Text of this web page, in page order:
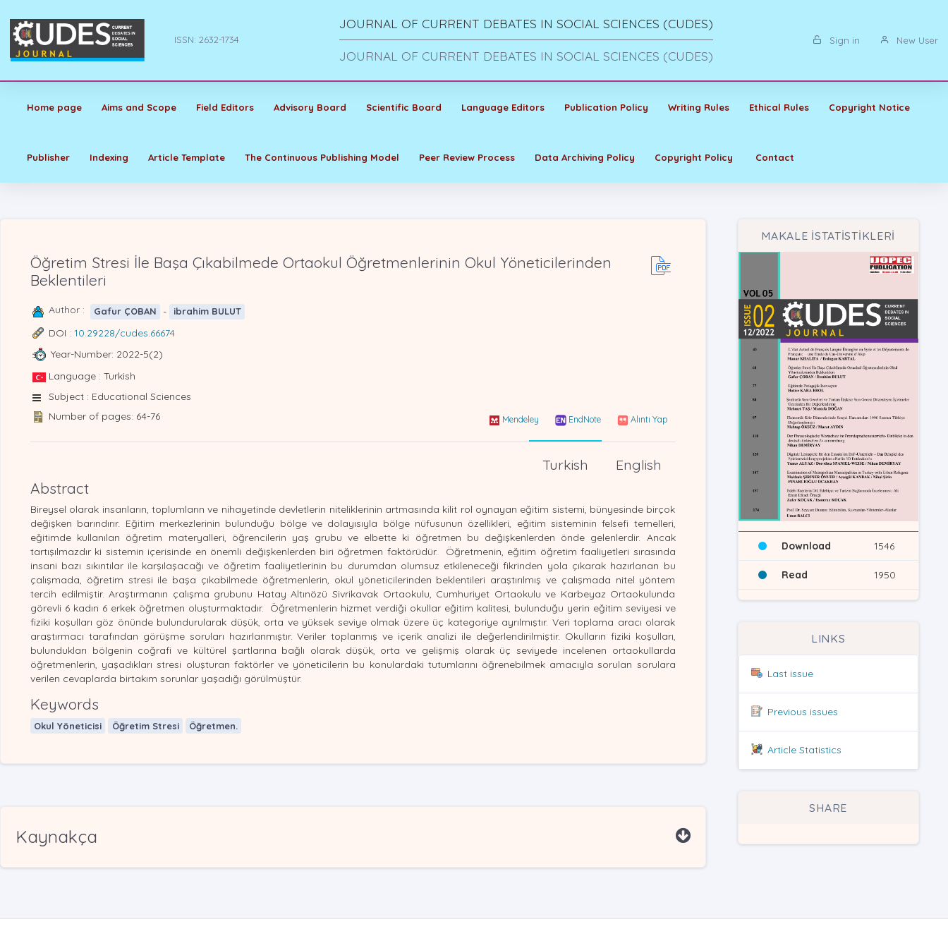
ISSN: 2632-1734
JOURNAL OF CURRENT DEBATES IN SOCIAL SCIENCES (CUDES)
JOURNAL OF CURRENT DEBATES IN SOCIAL SCIENCES (CUDES)
Sign in New User
Home page Aims and Scope Field Editors Advisory Board Scientific Board Language Editors Publication Policy Writing Rules Ethical Rules Copyright Notice
Publisher Indexing Article Template The Continuous Publishing Model Peer Review Process Data Archiving Policy Copyright Policy Contact
Öğretim Stresi İle Başa Çıkabilmede Ortaokul Öğretmenlerinin Okul Yöneticilerinden
Beklentileri
Author : Gafur ÇOBAN - ibrahim BULUT
DOI : 10.29228/cudes.66674
Year-Number: 2022-5(2)
Language : Turkish
Subject : Educational Sciences
Number of pages: 64-76
Mendeley EndNote Alıntı Yap
English
Turkish
Abstract
Bireysel olarak insanların, toplumların ve nihayetinde devletlerin niteliklerinin artmasında kilit rol oynayan eğitim sistemi, bünyesinde birçok
değişken barındırır. Eğitim merkezlerinin bulunduğu bölge ve dolayısıyla bölge nüfusunun özellikleri, eğitim sisteminin felsefi temelleri,
eğitimde kullanılan öğretim materyalleri, öğrencilerin yaş grubu ve elbette ki öğretmen bu değişkenlerden önde gelenlerdir. Ancak
tartışılmazdır ki sistemin içerisinde en önemli değişkenlerden biri öğretmen faktörüdür. Öğretmenin, eğitim öğretim faaliyetleri sırasında
insani bazı sıkıntılar ile karşılaşacağı ve öğretim faaliyetlerinin bu durumdan olumsuz etkileneceği fikrinden yola çıkarak hazırlanan bu
çalışmada, öğretim stresi ile başa çıkabilmede öğretmenlerin, okul yöneticilerinden beklentileri araştırılmış ve çalışmada nitel yöntem
tercih edilmiştir. Araştırmanın çalışma grubunu Hatay Altınözü Sivrikavak Ortaokulu, Cumhuriyet Ortaokulu ve Karbeyaz Ortaokulunda
görevli 6 kadın 6 erkek öğretmen oluşturmaktadır. Öğretmenlerin hizmet verdiği okullar eğitim kalitesi, bulunduğu yerin eğitim seviyesi ve
fiziki koşulları göz önünde bulundurularak düşük, orta ve yüksek seviye olmak üzere üç kategoriye ayrılmıştır. Veri toplama aracı olarak
araştırmacı tarafından görüşme soruları hazırlanmıştır. Veriler toplanmış ve içerik analizi ile değerlendirilmiştir. Okulların fiziki koşulları,
bulundukları bölgenin coğrafi ve kültürel şartlarına bağlı olarak düşük, orta ve gelişmiş olarak üç seviyede incelenen ortaokullarda
öğretmenlerin, yaşadıkları stresi oluşturan faktörler ve yöneticilerin bu konulardaki tutumlarını öğrenebilmek amacıyla sorulan sorulara
verilen cevaplarda birtakım sorunlar yaşadığı görülmüştür.
Keywords
Okul Yöneticisi Öğretim Stresi Öğretmen.
Kaynakça
MAKALE İSTATİSTİKLERİ
Download 1546
Read 1950
LINKS
Last issue
Previous issues
Article Statistics
SHARE